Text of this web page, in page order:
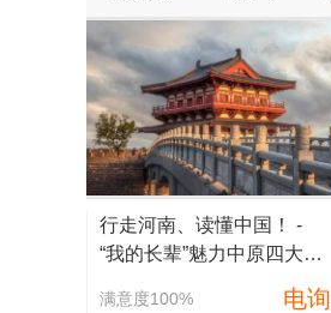
行走河南、读懂中国！ -
“我的长辈”魅力中原四大古
满意度100% 电询